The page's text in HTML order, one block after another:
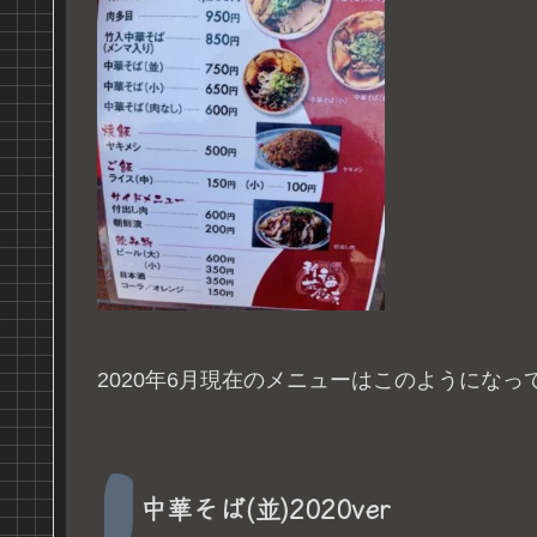
2020年6月現在のメニューはこのようになっ
中華そば(並)2020ver